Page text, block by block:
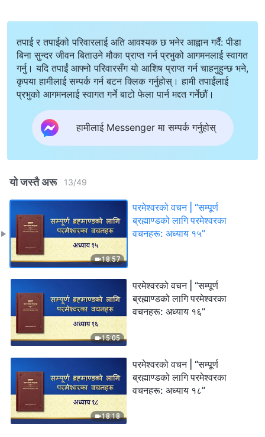
तपाई र तपाईको परिवारलाई अति आवश्यक छ भनेर आह्वान गर्दै: पीडा
बिना सुन्दर जीवन बिताउने मौका प्राप्त गर्न प्रभुको आगमनलाई स्वागत
गर्नु। यदि तपाईं आफ्नो परिवारसँग यो आशिष प्राप्त गर्न चाहनुहुन्छ भने,
कृपया हामीलाई सम्पर्क गर्न बटन क्लिक गर्नुहोस्। हामी तपाईंलाई
प्रभुको आगमनलाई स्वागत गर्ने बाटो फेला पार्न मद्दत गर्नेछौं।
हामीलाई Messenger मा सम्पर्क गर्नुहोस्
यो जस्तै अरू 13/49
18:57
परमेश्‍वरको वचन | “सम्पूर्ण
ब्रह्माण्डको लागि परमेश्‍वरका
वचनहरू: अध्याय १५”
15:05
परमेश्‍वरको वचन | “सम्पूर्ण
ब्रह्माण्डको लागि परमेश्‍वरका
वचनहरू: अध्याय १६”
18:18
परमेश्‍वरको वचन | “सम्पूर्ण
ब्रह्माण्डको लागि परमेश्‍वरका
वचनहरू: अध्याय १८”